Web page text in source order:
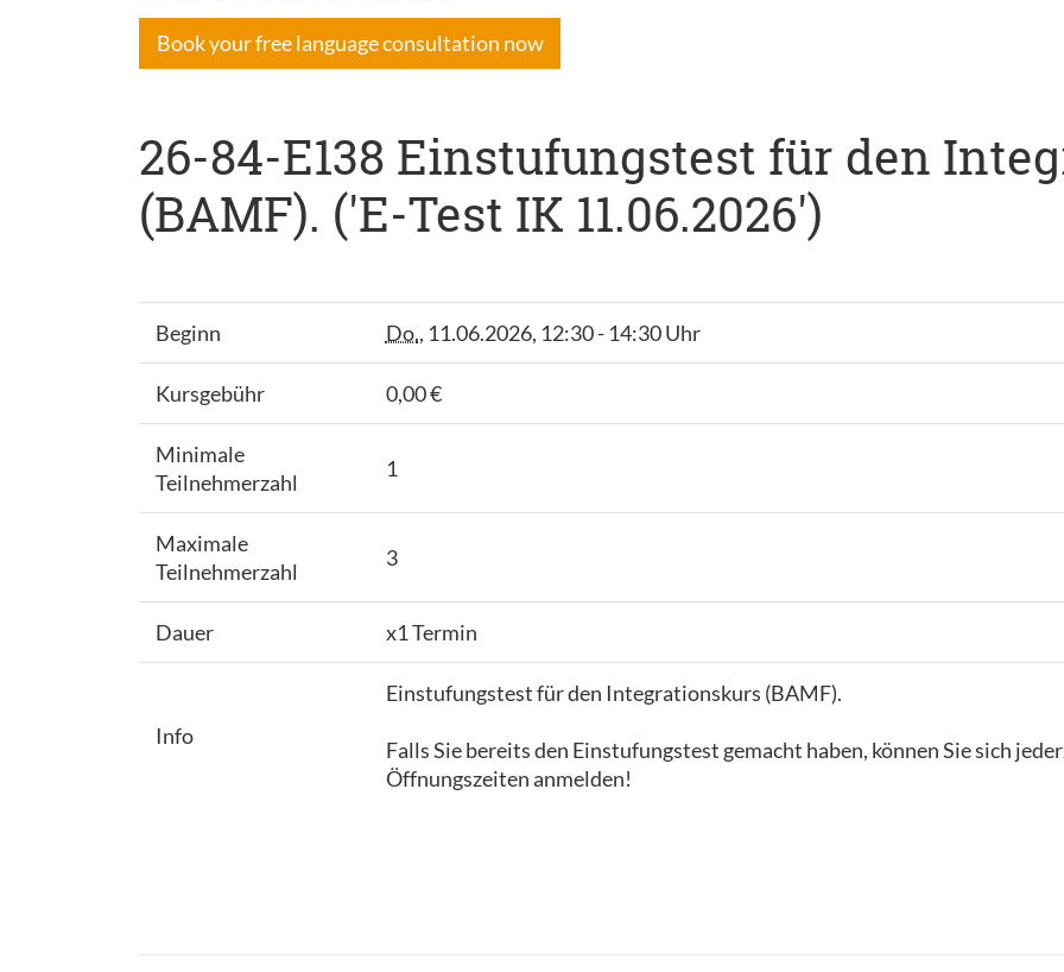
Book your free language consultation now
26-84-E138 Einstufungstest für den
(BAMF). ('E-Test IK 11.06.2026')
Beginn Do., 11.06.2026, 12:30 - 14:30 Uhr
Kursgebühr 0,00 €
Minimale
Teilnehmerzahl
1
Maximale
Teilnehmerzahl
3
Dauer x1 Termin
Info
Einstufungstest für den Integrationskurs (BAMF).
Falls Sie bereits den Einstufungstest gemacht haben, können Sie sich
Öffnungszeiten anmelden!